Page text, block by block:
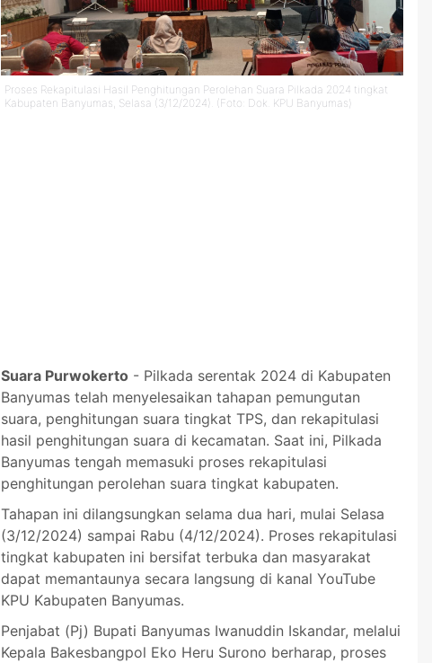
Proses Rekapitulasi Hasil Penghitungan Perolehan Suara Pilkada 2024 tingkat
Kabupaten Banyumas, Selasa (3/12/2024). (Foto: Dok. KPU Banyumas)
Suara Purwokerto - Pilkada serentak 2024 di Kabupaten
Banyumas telah menyelesaikan tahapan pemungutan
suara, penghitungan suara tingkat TPS, dan rekapitulasi
hasil penghitungan suara di kecamatan. Saat ini, Pilkada
Banyumas tengah memasuki proses rekapitulasi
penghitungan perolehan suara tingkat kabupaten.
Tahapan ini dilangsungkan selama dua hari, mulai Selasa
(3/12/2024) sampai Rabu (4/12/2024). Proses rekapitulasi
tingkat kabupaten ini bersifat terbuka dan masyarakat
dapat memantaunya secara langsung di kanal YouTube
KPU Kabupaten Banyumas.
Penjabat (Pj) Bupati Banyumas Iwanuddin Iskandar, melalui
Kepala Bakesbangpol Eko Heru Surono berharap, proses